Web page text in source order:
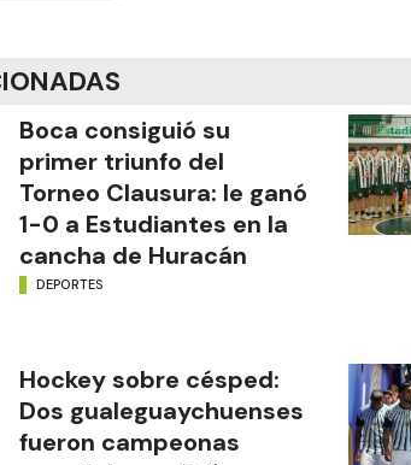
Boca consiguió su
primer triunfo del
Torneo Clausura: le ganó
1-0 a Estudiantes en la
cancha de Huracán
DEPORTES
Hockey sobre césped:
Dos gualeguaychuenses
fueron campeonas